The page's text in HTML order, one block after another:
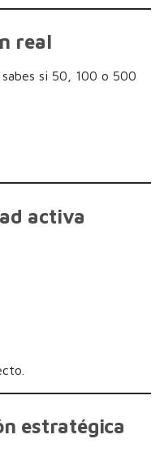
real
si 50, 100 o 500
activa
estratégica